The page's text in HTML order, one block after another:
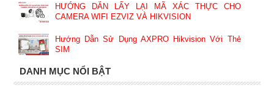
HƯỚNG DẪN LẤY LẠI MÃ XÁC THỰC CHO
CAMERA WIFI EZVIZ VÀ HIKVISION
Hướng Dẫn Sử Dụng AXPRO Hikvision Với Thẻ
SIM
DANH MỤC NỔI BẬT